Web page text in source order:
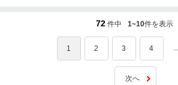
す！後期でキレイなオデッセイです、今後も末永く
す！ 初めての大きいクルマで分からないことやご不
しくお願い致します！
72 件中 1~10件を表示
1 2 3 4 ...
次へ